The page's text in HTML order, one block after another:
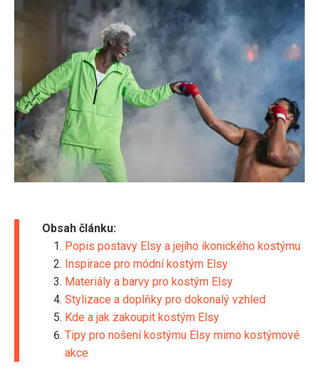
Obsah článku:
Popis postavy Elsy a jejího ikonického kostýmu
Inspirace pro módní kostým Elsy
Materiály a barvy pro kostým Elsy
Stylizace a doplňky pro dokonalý vzhled
Kde a jak zakoupit kostým Elsy
Tipy pro nošení kostýmu Elsy mimo kostýmové
akce